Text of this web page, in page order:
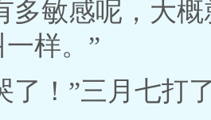
多敏感呢，大
样。”
了！”三月七打